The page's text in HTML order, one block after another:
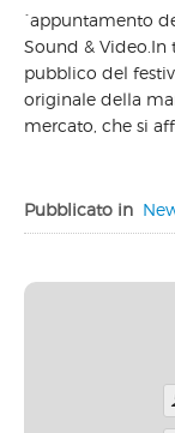
´appuntamento
Sound & Video.In
pubblico del
originale della
mercato, che si
Pubblicato in